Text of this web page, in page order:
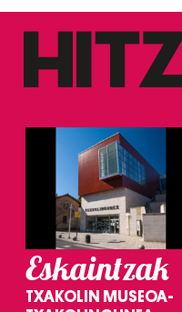
Eskaintzak
TXAKOLIN MUSEOA-